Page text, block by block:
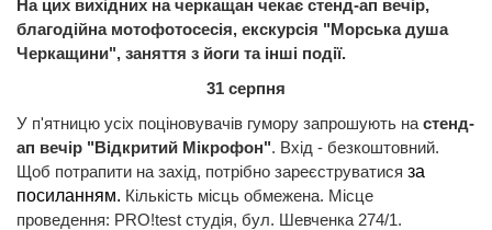
На цих вихідних на черкащан чекає стенд-ап вечір,
благодійна мотофотосесія, екскурсія "Морська душа
Черкащини", заняття з йоги та інші події.
31 серпня
У п'ятницю усіх поціновувачів гумору запрошують на стенд-
ап вечір "Відкритий Мікрофон". Вхід - безкоштовний.
Щоб потрапити на захід, потрібно зареєструватися за
посиланням. Кількість місць обмежена. Місце
проведення: PRO!test студія, бул. Шевченка 274/1.